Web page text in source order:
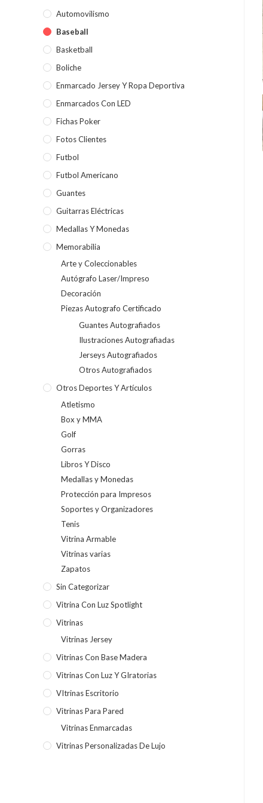
Automovilismo
Baseball
Basketball
Boliche
Enmarcado Jersey Y Ropa Deportiva
Enmarcados Con LED
Fichas Poker
Fotos Clientes
Futbol
Futbol Americano
Guantes
Guitarras Eléctricas
Medallas Y Monedas
Memorabilia
Arte y Coleccionables
Autógrafo Laser/Impreso
Decoración
Piezas Autografo Certificado
Guantes Autografiados
Ilustraciones Autografiadas
Jerseys Autografiados
Otros Autografiados
Otros Deportes Y Artículos
Atletismo
Box y MMA
Golf
Gorras
Libros Y Disco
Medallas y Monedas
Protección para Impresos
Soportes y Organizadores
Tenis
Vitrina Armable
Vitrinas varias
Zapatos
Sin Categorizar
Vitrina Con Luz Spotlight
Vitrinas
Vitrinas Jersey
Vitrinas Con Base Madera
Vitrinas Con Luz Y GIratorias
VItrinas Escritorio
Vitrinas Para Pared
Vitrinas Enmarcadas
Vitrinas Personalizadas De Lujo